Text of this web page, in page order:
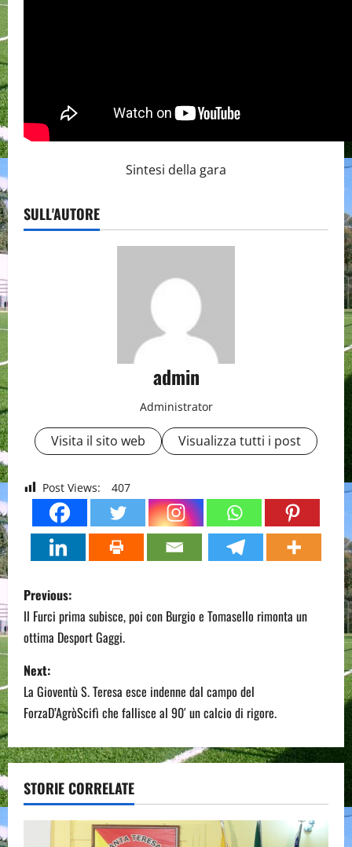
Sintesi della gara
SULL'AUTORE
admin
Administrator
Visita il sito web Visualizza tutti i post
Post Views: 407
P
o
s
t
n
a
v
i
Previous:
Il Furci prima subisce, poi con Burgio e Tomasello rimonta un
ottima Desport Gaggi.
Next:
La Gioventù S. Teresa esce indenne dal campo del
ForzaD’AgròScifì che fallisce al 90′ un calcio di rigore.
STORIE CORRELATE